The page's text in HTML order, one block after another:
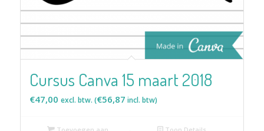
Cursus Canva 15 maart 2018
€47,00 excl. btw. (€56,87 incl. btw)